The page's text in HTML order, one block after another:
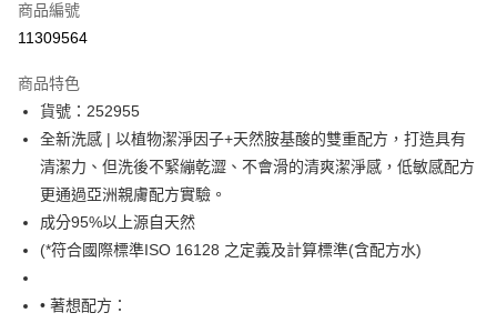
信用卡一次付款
LINE Pay
Apple Pay
街口支付
悠遊付
商品編號
11309564
商品特色
貨號：252955
全新洗感 | 以植物潔淨因子+天然胺基酸的雙重配方，打造具有
清潔力、但洗後不緊繃乾澀、不會滑的清爽潔淨感，低敏感配方
更通過亞洲親膚配方實驗。
成分95%以上源自天然
(*符合國際標準ISO 16128 之定義及計算標準(含配方水)
• 著想配方：